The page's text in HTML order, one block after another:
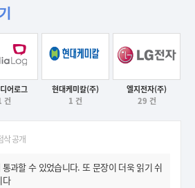
보기
어로그
건
후기보기
현대케미칼(주)
1 건
후기보기
엘지전자(주)
29 건
삭 공개
과할 수 있었습니다. 또 문장이 더욱 읽기 쉬
다